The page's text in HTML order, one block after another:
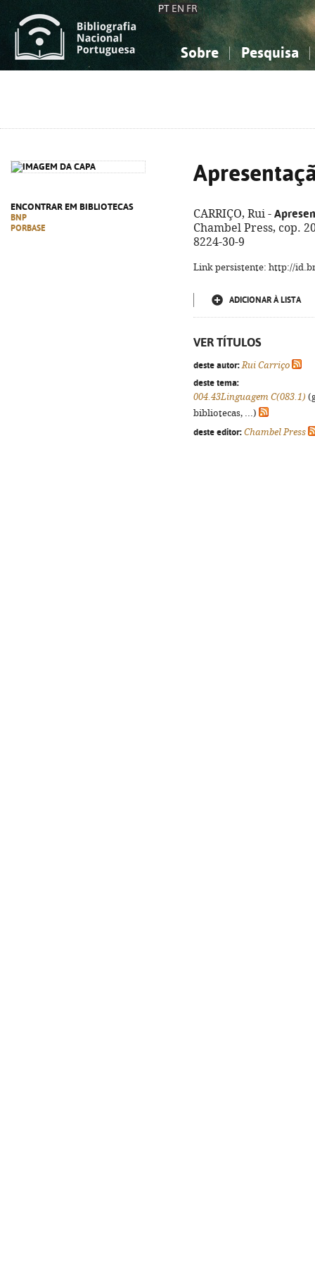
PT EN FR
Sobre Pesquisa
ENCONTRAR EM BIBLIOTECAS
BNP
PORBASE
CARRIÇO, Rui -
Chambel Press, cop.
8224-30-9
Link persistente: http://
ADICIONAR À LISTA
VER TÍTULOS
deste autor: Rui Carriço
deste tema:
004.43Linguagem C(083.1)
bibliotecas, ...)
deste editor: Chambel Press